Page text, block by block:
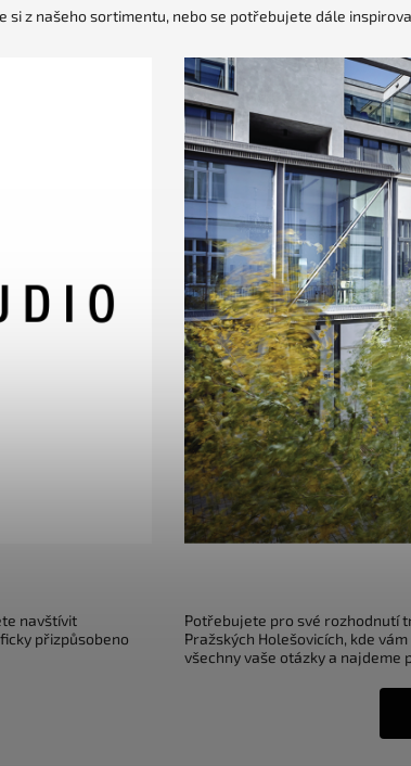
si z našeho sortimentu, nebo se potřebujete dále
navštívit
přizpůsobeno
Potřebujete pro své rozhodnutí
Pražských Holešovicích, kde
všechny vaše otázky a najdeme